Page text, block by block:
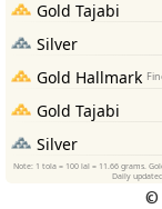
©